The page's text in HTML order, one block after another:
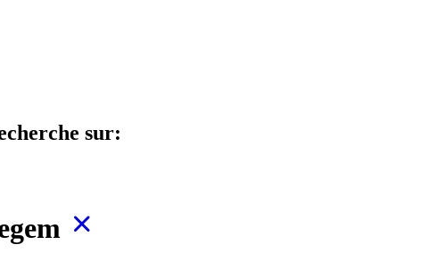
sur: